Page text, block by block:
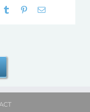
Tumblr Pinterest
E-